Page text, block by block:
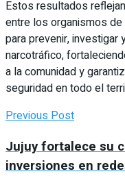
Estos resultados
entre los organismos
para prevenir, investigar
narcotráfico,
a la comunidad y
seguridad en todo el
Previous Post
Jujuy fortalece su
inversiones en